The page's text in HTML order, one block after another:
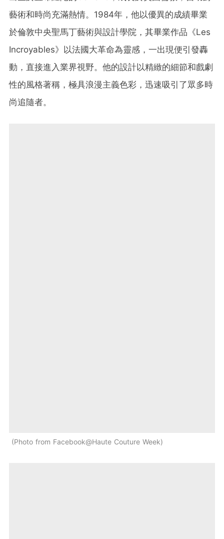
藝術和時尚充滿熱情。1984年，他以優異的成績畢業
於倫敦中央聖馬丁藝術與設計學院，其畢業作品《Les
Incroyables》以法國大革命為靈感，一出現便引發轟
動，直接進入業界視野。他的設計以精緻的細節和戲劇
性的風格著稱，極具浪漫主義色彩，迅速吸引了眾多時
尚追隨者。
Photo from Facebook@Haute Couture Week